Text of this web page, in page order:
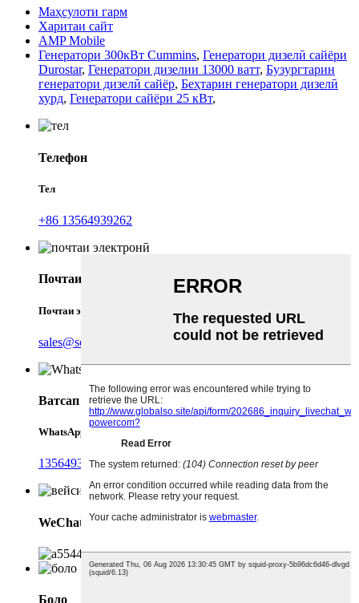
Маҳсулоти гарм
Харитаи сайт
AMP Mobile
Генератори 300кВт Cummins, Генератори дизелӣ сайёри
Durostar, Генератори дизелии 13000 ватт, Бузургтарин
генератори дизелӣ сайёр, Беҳтарин генератори дизелӣ
хурд, Генератори сайёри 25 кВт,
Телефон
Тел
+86 13564939262
Почтаи электронӣ
Почтаи электронӣ
sales@sorotec-power.com
Ватсап
WhatsApp
13564939262
WeChat
Боло